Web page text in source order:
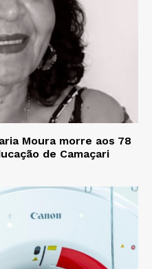
Moura morre aos 78
de Camaçari